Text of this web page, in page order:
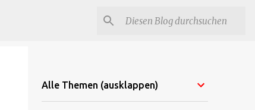
Alle Themen (ausklappen)